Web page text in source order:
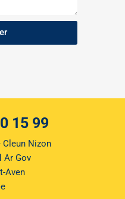
15 99
Cleun Nizon
Ar Gov
Aven